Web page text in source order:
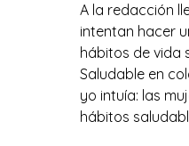
A la redacción
intentan hacer
hábitos de vida
Saludable en
yo intuía: las
hábitos